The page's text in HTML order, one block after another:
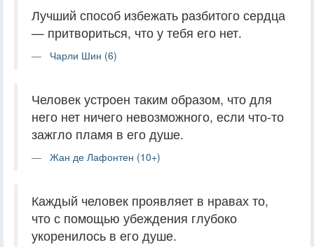
Лучший способ избежать разбитого сердца
— притвориться, что у тебя его нет.
Чарли Шин (6)
Человек устроен таким образом, что для
него нет ничего невозможного, если что-то
зажгло пламя в его душе.
Жан де Лафонтен (10+)
Каждый человек проявляет в нравах то,
что с помощью убеждения глубоко
укоренилось в его душе.